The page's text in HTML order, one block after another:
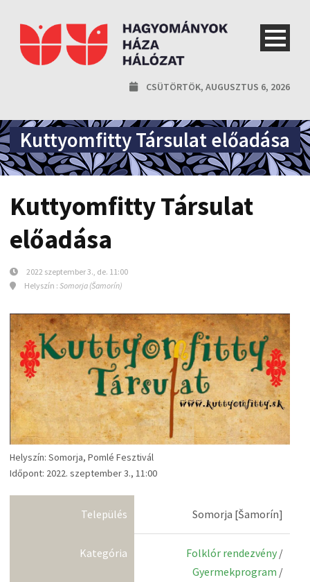
CSÜTÖRTÖK, AUGUSZTUS 6, 2026
Kuttyomfitty Társulat előadása
Kuttyomfitty Társulat
előadása
2022 szeptember 3., de. 11:00
Helyszín : Somorja (Šamorín)
Helyszín: Somorja, Pomlé Fesztivál
Időpont: 2022. szeptember 3., 11:00
Település Somorja [Šamorín]
Kategória Folklór rendezvény /
Gyermekprogram /